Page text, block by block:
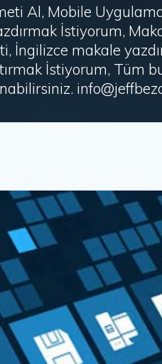
Al, Mobile
İstiyorum,
İngilizce makale
İstiyorum,